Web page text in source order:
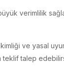
verimlilik
ve yasal
teklif talep